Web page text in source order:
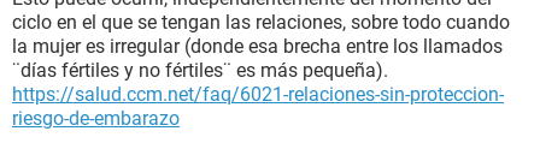
ciclo en el que se tengan las relaciones, sobre todo cuando
la mujer es irregular (donde esa brecha entre los llamados
¨días fértiles y no fértiles¨ es más pequeña).
https://salud.ccm.net/faq/6021-relaciones-sin-proteccion-
riesgo-de-embarazo